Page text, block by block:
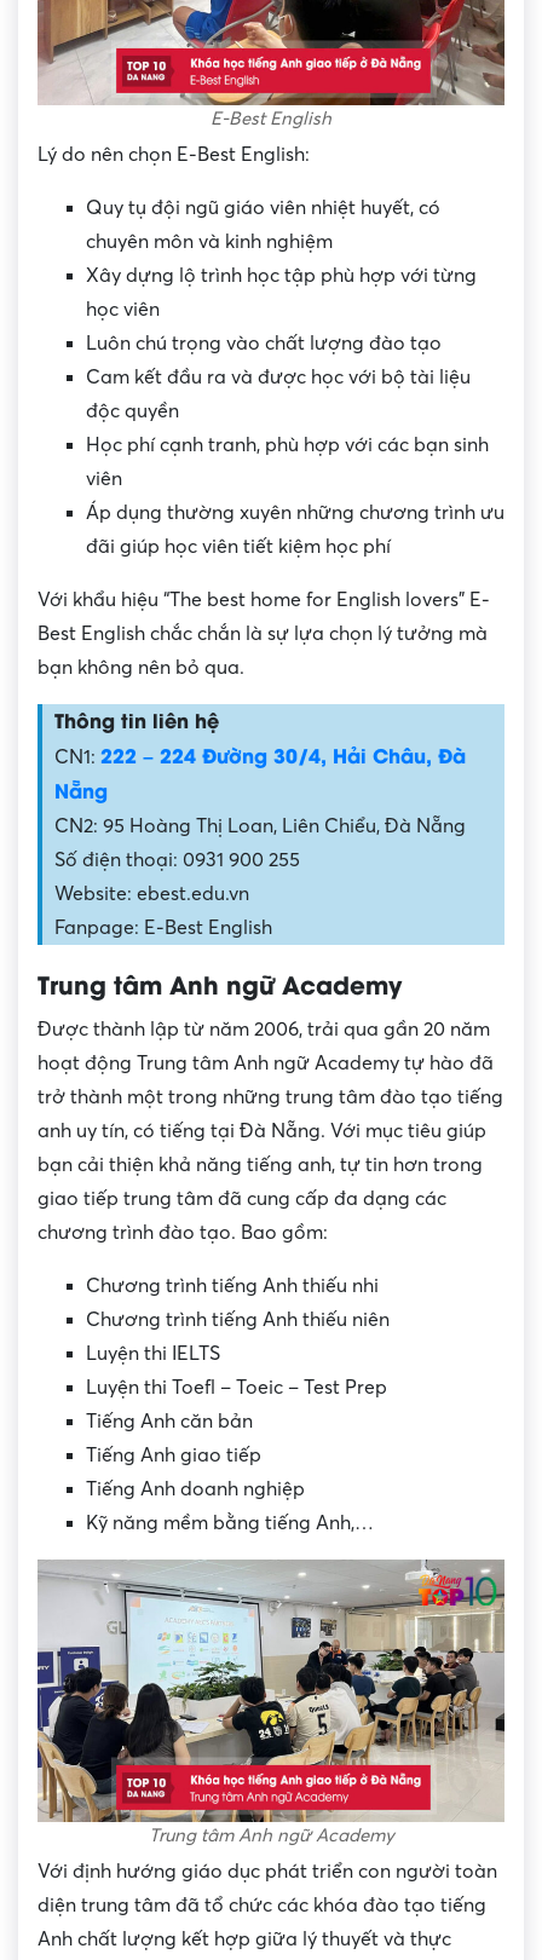
E-Best English
Lý do nên chọn E-Best English:
Quy tụ đội ngũ giáo viên nhiệt huyết, có
chuyên môn và kinh nghiệm
Xây dựng lộ trình học tập phù hợp với từng
học viên
Luôn chú trọng vào chất lượng đào tạo
Cam kết đầu ra và được học với bộ tài liệu
độc quyền
Học phí cạnh tranh, phù hợp với các bạn sinh
viên
Áp dụng thường xuyên những chương trình ưu
đãi giúp học viên tiết kiệm học phí
Với khẩu hiệu “The best home for English lovers” E-
Best English chắc chắn là sự lựa chọn lý tưởng mà
bạn không nên bỏ qua.
Thông tin liên hệ
CN1: 222 – 224 Đường 30/4, Hải Châu, Đà
Nẵng
CN2: 95 Hoàng Thị Loan, Liên Chiểu, Đà Nẵng
Số điện thoại: 0931 900 255
Website: ebest.edu.vn
Fanpage: E-Best English
Trung tâm Anh ngữ Academy
Được thành lập từ năm 2006, trải qua gần 20 năm
hoạt động Trung tâm Anh ngữ Academy tự hào đã
trở thành một trong những trung tâm đào tạo tiếng
anh uy tín, có tiếng tại Đà Nẵng. Với mục tiêu giúp
bạn cải thiện khả năng tiếng anh, tự tin hơn trong
giao tiếp trung tâm đã cung cấp đa dạng các
chương trình đào tạo. Bao gồm:
Chương trình tiếng Anh thiếu nhi
Chương trình tiếng Anh thiếu niên
Luyện thi IELTS
Luyện thi Toefl – Toeic – Test Prep
Tiếng Anh căn bản
Tiếng Anh giao tiếp
Tiếng Anh doanh nghiệp
Kỹ năng mềm bằng tiếng Anh,…
Trung tâm Anh ngữ Academy
Với định hướng giáo dục phát triển con người toàn
diện trung tâm đã tổ chức các khóa đào tạo tiếng
Anh chất lượng kết hợp giữa lý thuyết và thực